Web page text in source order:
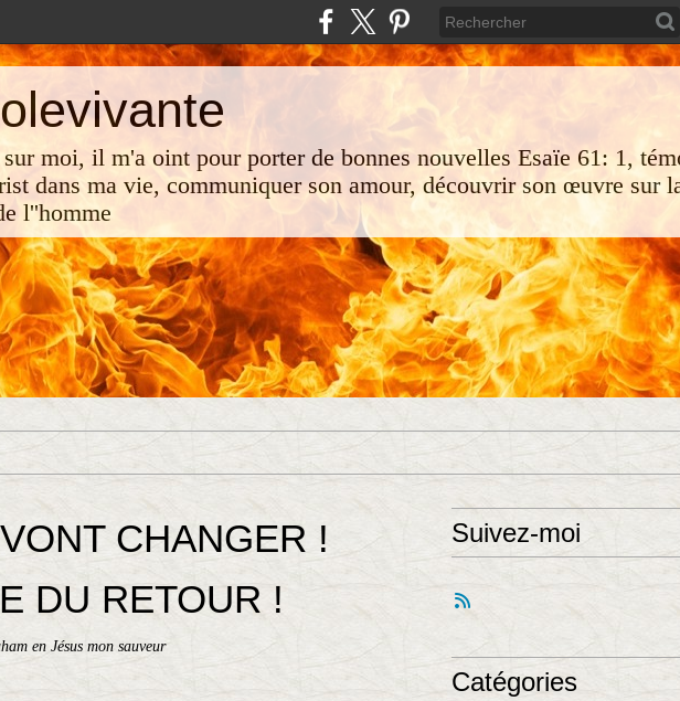
moi, il m'a oint pour porter de bonnes nouvelles Esaïe 61: 1,
dans ma vie, communiquer son amour, découvrir son œuvre sur
l''homme
CHANGER !
DU RETOUR !
en Jésus mon sauveur
Suivez-moi
Catégories